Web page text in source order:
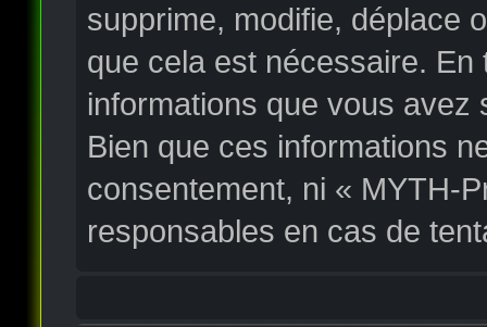
supprime, modifie, déplace
que cela est nécessaire.
informations que vous
Bien que ces informations
consentement, ni « MYTH-
responsables en cas de